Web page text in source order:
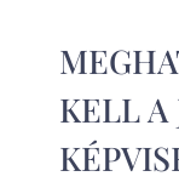
KELL A